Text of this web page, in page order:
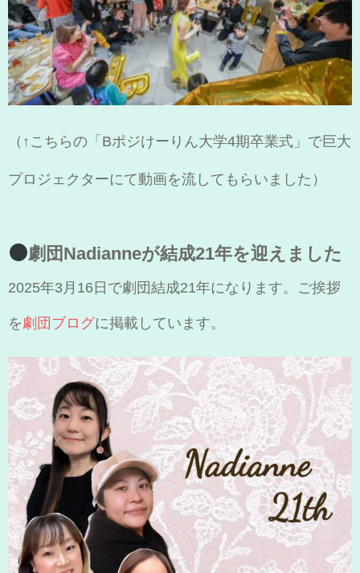
（↑こちらの「Bポジけーりん大学4期卒業式」で巨大
プロジェクターにて動画を流してもらいました）
劇団Nadianneが結成21年を迎えました
2025年3月16日で劇団結成21年になります。ご挨拶
を劇団ブログに掲載しています。